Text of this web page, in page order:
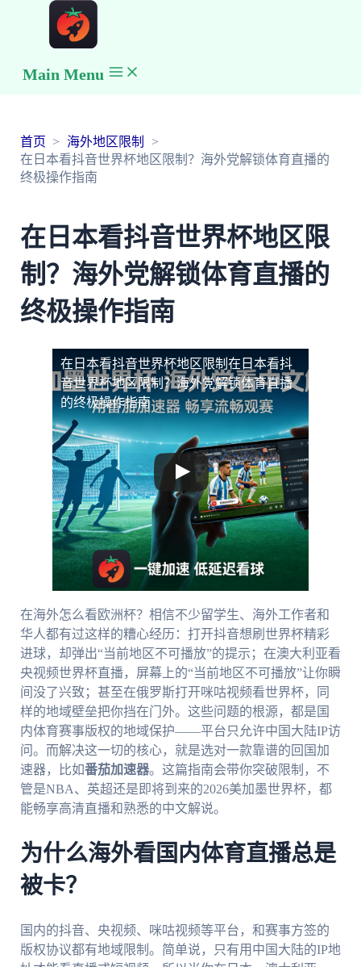
Main Menu
首页
海外地区限制
在日本看抖音世界杯地区限制？海外党解锁体育直播的
终极操作指南
在日本看抖音世界杯地区限
制？海外党解锁体育直播的
终极操作指南
在日本看抖音世界杯地区限制 在日本看抖
音世界杯地区限制？海外党解锁体育直播
的终极操作指南
在海外怎么看欧洲杯？相信不少留学生、海外工作者和
华人都有过这样的糟心经历：打开抖音想刷世界杯精彩
进球，却弹出“当前地区不可播放”的提示；在澳大利亚看
央视频世界杯直播，屏幕上的“当前地区不可播放”让你瞬
间没了兴致；甚至在俄罗斯打开咪咕视频看世界杯，同
样的地域壁垒把你挡在门外。这些问题的根源，都是国
内体育赛事版权的地域保护——平台只允许中国大陆IP访
问。而解决这一切的核心，就是选对一款靠谱的回国加
速器，比如番茄加速器。这篇指南会带你突破限制，不
管是NBA、英超还是即将到来的2026美加墨世界杯，都
能畅享高清直播和熟悉的中文解说。
为什么海外看国内体育直播总是
被卡？
国内的抖音、央视频、咪咕视频等平台，和赛事方签的
版权协议都有地域限制。简单说，只有用中国大陆的IP地